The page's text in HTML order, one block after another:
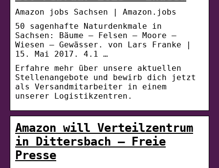
Amazon jobs Sachsen | Amazon.jobs
50 sagenhafte Naturdenkmale in
Sachsen: Bäume – Felsen – Moore –
Wiesen – Gewässer. von Lars Franke |
15. Mai 2017. 4.1 …
Erfahre mehr über unsere aktuellen
Stellenangebote und bewirb dich jetzt
als Versandmitarbeiter in einem
unserer Logistikzentren.
Amazon will Verteilzentrum
in Dittersbach – Freie
Presse